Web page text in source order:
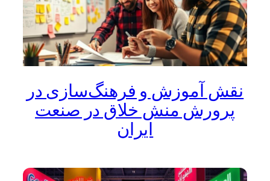
نقش آموزش و فرهنگ‌سازی در
پرورش منش خلاق در صنعت
ایران